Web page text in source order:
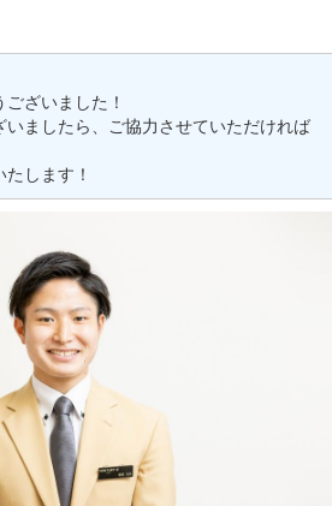
ざいました！
いましたら、ご協力させていただければ
します！